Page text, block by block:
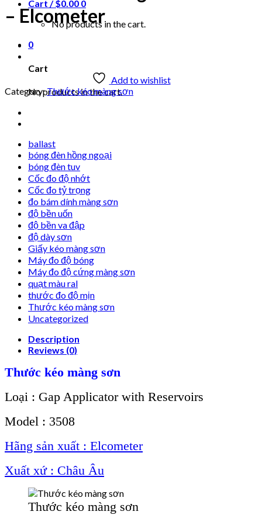
Cart /$0.00 0
No products in the cart.
0
Cart
No products in the cart.
– Elcometer
Add to wishlist
Category:Thước kéo màng sơn
ballast
bóng đèn hồng ngoại
bóng đèn tuv
Cốc đo độ nhớt
Cốc đo tỷ trọng
đo bám dính màng sơn
độ bền uốn
độ bền va đập
độ dày sơn
Giấy kéo màng sơn
Máy đo độ bóng
Máy đo độ cứng màng sơn
quạt màu ral
thước đo độ mịn
Thước kéo màng sơn
Uncategorized
Description
Reviews (0)
Thước kéo màng sơn
Loại : Gap Applicator with Reservoirs
Model : 3508
Hãng sản xuất : Elcometer
Xuất xứ : Châu Âu
Thước kéo màng sơn